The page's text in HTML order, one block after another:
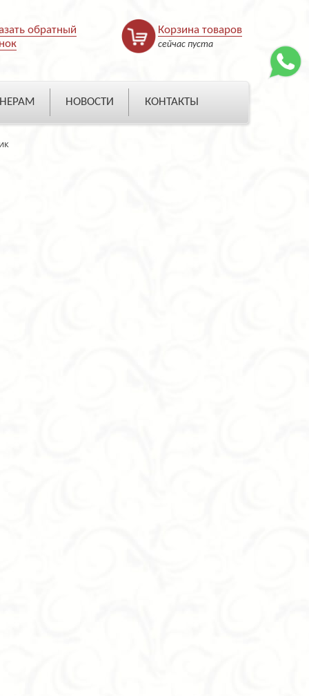
обратный
Корзина товаров
сейчас пуста
НОВОСТИ КОНТАКТЫ